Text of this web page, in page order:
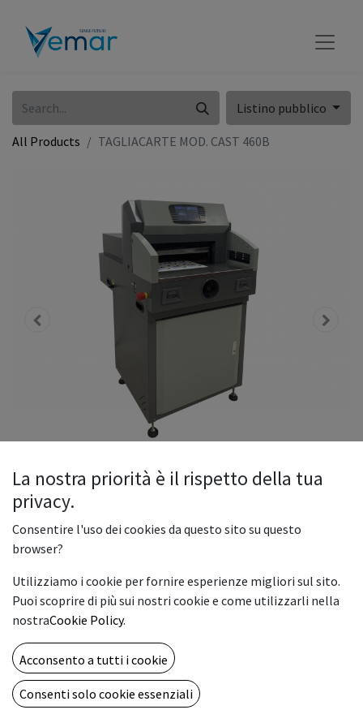
Listino pubblico
All Products TAGLIACARTE MOD. CAST 460B
TAGLIACARTE MOD. CAST 460B
460 mm, dotato di dispositivo di sicurezza a fotocellule.
Display touch screen a colori. Con il Cast 460B tagliare non è
più un problema perchè impostare le misure è semplice e
veloce.
4,190.00€
La nostra priorità è il rispetto della tua
privacy.
Consentire l'uso dei cookies da questo sito su questo
browser?
Utilizziamo i cookie per fornire esperienze migliori sul sito.
Puoi scoprire di più sui nostri cookie e come utilizzarli nella
nostraCookie Policy.
Acconsento a tutti i cookie
Consenti solo cookie essenziali